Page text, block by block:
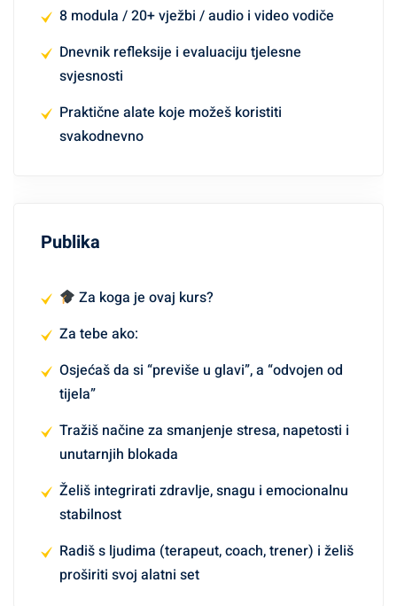
8 modula / 20+ vježbi / audio i video vodiče
Dnevnik refleksije i evaluaciju tjelesne
svjesnosti
Praktične alate koje možeš koristiti
svakodnevno
Publika
Za koga je ovaj kurs?
Za tebe ako:
Osjećaš da si “previše u glavi”, a “odvojen od
tijela”
Tražiš načine za smanjenje stresa, napetosti i
unutarnjih blokada
Želiš integrirati zdravlje, snagu i emocionalnu
stabilnost
Radiš s ljudima (terapeut, coach, trener) i želiš
proširiti svoj alatni set